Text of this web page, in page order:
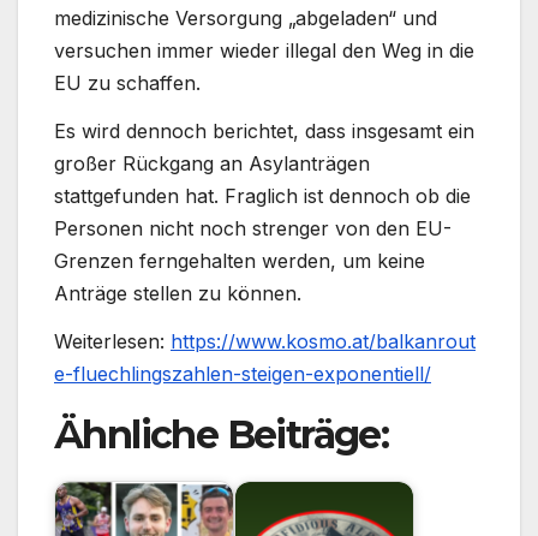
medizinische Versorgung „abgeladen“ und
versuchen immer wieder illegal den Weg in die
EU zu schaffen.
Es wird dennoch berichtet, dass insgesamt ein
großer Rückgang an Asylanträgen
stattgefunden hat. Fraglich ist dennoch ob die
Personen nicht noch strenger von den EU-
Grenzen ferngehalten werden, um keine
Anträge stellen zu können.
Weiterlesen: https://www.kosmo.at/balkanrout
e-fluechlingszahlen-steigen-exponentiell/
Ähnliche Beiträge: